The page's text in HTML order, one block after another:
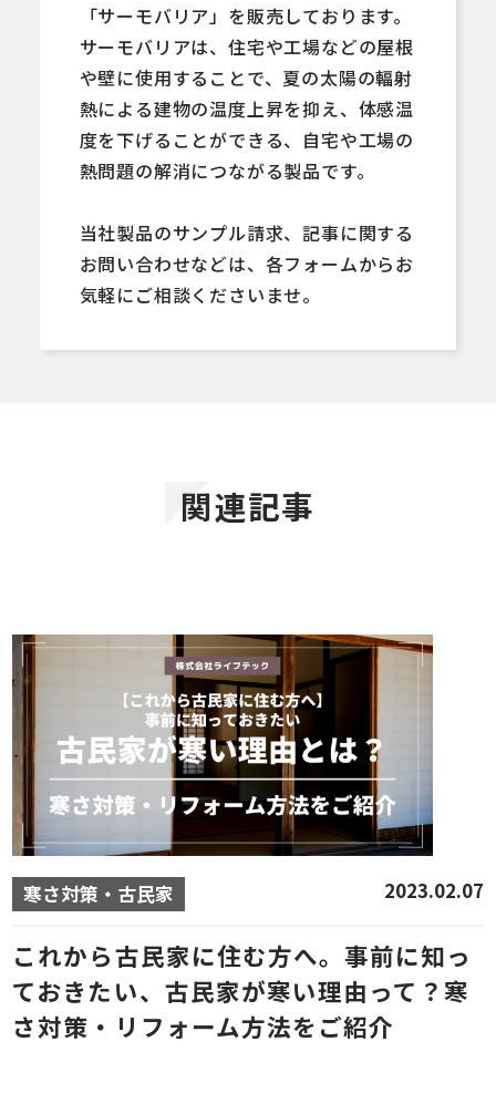
「サーモバリア」を販売しております。
サーモバリアは、住宅や工場などの屋根
や壁に使用することで、夏の太陽の輻射
熱による建物の温度上昇を抑え、体感温
度を下げることができる、自宅や工場の
熱問題の解消につながる製品です。
当社製品のサンプル請求、記事に関する
お問い合わせなどは、各フォームからお
気軽にご相談くださいませ。
関連記事
寒さ対策・古民家 2023.02.07
これから古民家に住む方へ。事前に知っ
ておきたい、古民家が寒い理由って？寒
さ対策・リフォーム方法をご紹介